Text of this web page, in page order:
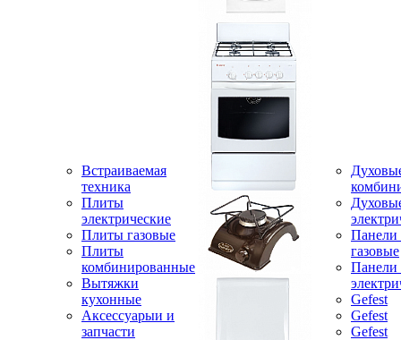
Встраиваемая
техника
Плиты
электрические
Плиты газовые
Плиты
комбинированные
Вытяжки
кухонные
Аксессуарыи и
запчасти
Панели
газовые
Панели
Gefest
Gefest
Gefest